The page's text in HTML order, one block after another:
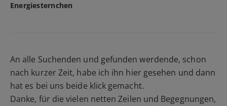
Energiesternchen
An alle Suchenden und gefunden werdende, schon
nach kurzer Zeit, habe ich ihn hier gesehen und dann
hat es bei uns beide klick gemacht.
Danke, für die vielen netten Zeilen und Begegnungen,